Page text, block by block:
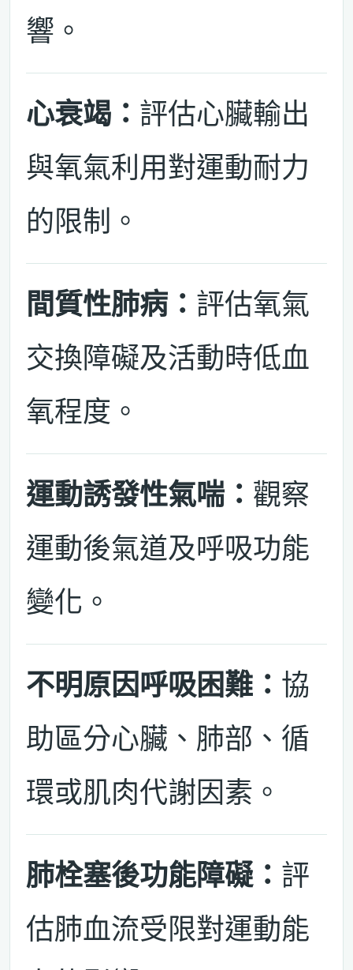
響。
心衰竭： 評估心臟輸出
與氧氣利用對運動耐力
的限制。
間質性肺病： 評估氧氣
交換障礙及活動時低血
氧程度。
運動誘發性氣喘： 觀察
運動後氣道及呼吸功能
變化。
不明原因呼吸困難： 協
助區分心臟、肺部、循
環或肌肉代謝因素。
肺栓塞後功能障礙： 評
估肺血流受限對運動能